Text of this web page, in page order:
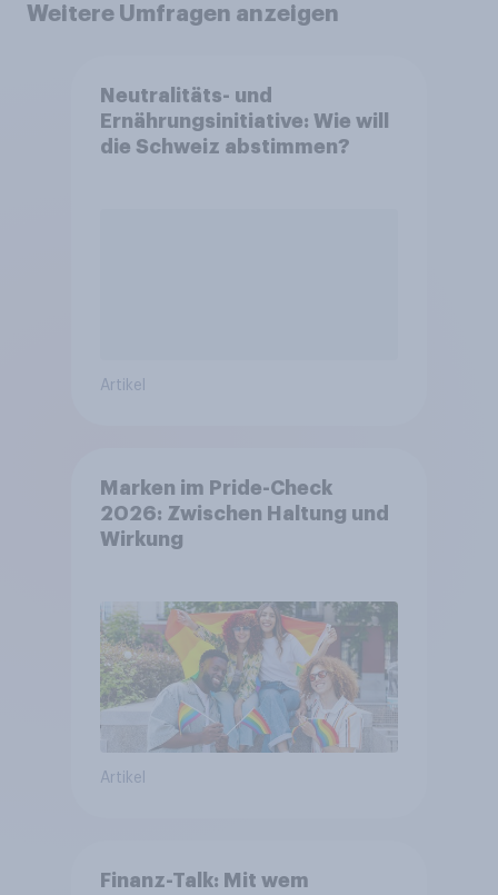
Weitere Umfragen anzeigen
Neutralitäts- und
Ernährungsinitiative: Wie will
die Schweiz abstimmen?
Artikel
Marken im Pride-Check
2026: Zwischen Haltung und
Wirkung
Artikel
Finanz-Talk: Mit wem